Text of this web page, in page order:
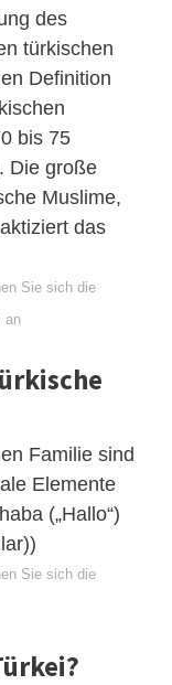
des
türkischen
Definition
bis 75
Die große
Muslime,
das
Sie sich die
an
Familie sind
Elemente
(„Hallo“)
Sie sich die